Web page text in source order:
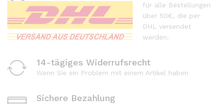
für alle Bestellungen
über 50€, die per
DHL versendet
werden.
14-tägiges Widerrufsrecht
Wenn Sie ein Problem mit einem Artikel haben
Sichere Bezahlung